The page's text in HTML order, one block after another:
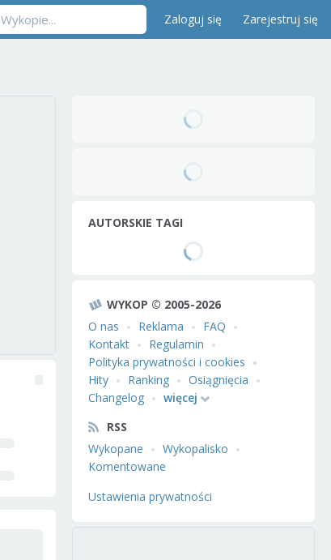
Zaloguj się Zarejestruj się
AUTORSKIE TAGI
WYKOP © 2005-2026
O nas
Reklama
FAQ
Kontakt
Regulamin
Polityka prywatności i cookies
Hity
Ranking
Osiągnięcia
Changelog
więcej
RSS
Wykopane
Wykopalisko
Komentowane
Ustawienia prywatności